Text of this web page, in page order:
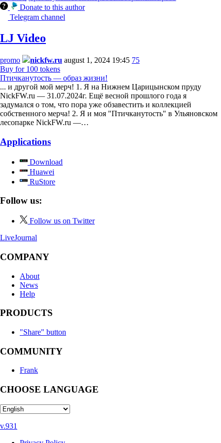
Donate to this author
Telegram channel
LJ Video
promo nickfw.ru august 1, 2024 19:45 75
Buy for 100 tokens
Птичканутость — образ жизни!
... и другой мой мерч! 1. Я на Нижнем Царицынском пруду
NickFW.ru — 31.07.2024г. Ещё весной прошлого года я
задумался о том, что пора уже обзавестить и коллекцией
собственного мерча! 2. Я и моя "Птичканутость" в Ульяновском
лесопарке NickFW.ru —…
Applications
Download
Huawei
RuStore
Follow us:
Follow us on Twitter
LiveJournal
COMPANY
About
News
Help
PRODUCTS
"Share" button
COMMUNITY
Frank
CHOOSE LANGUAGE
v.931